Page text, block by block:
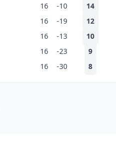
16 -10 14
16 -19 12
16 -13 10
16 -23 9
16 -30 8